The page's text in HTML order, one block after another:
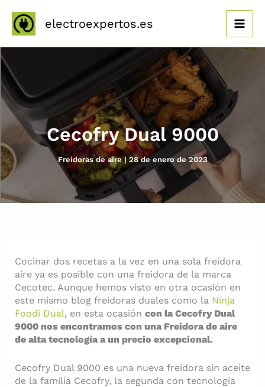
contenido
electroexpertos.es
Cecofry Dual 9000
Freidoras de aire| 28 de enero de 2023
Cocinar dos recetas a la vez en una sola freidora
aire ya es posible con una freidora de la marca
Cecotec. Aunque hemos visto en otra ocasión en
este mismo blog freidoras duales como la Ninja
Foodi Dual, en esta ocasión con la Cecofry Dual
9000 nos encontramos con una Freidora de aire
de alta tecnología a un precio excepcional.
Cecofry Dual 9000 es una nueva freidora sin aceite
de la familia Cecofry, la segunda con tecnología